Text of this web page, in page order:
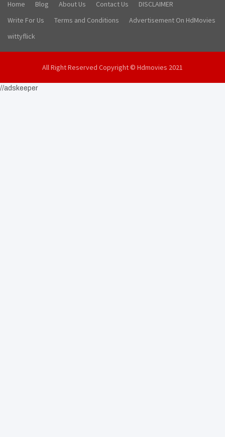
Home Blog About Us Contact Us
DISCLAIMER
Write For Us
Terms and Conditions
Advertisement On HdMovies
wittyflick
All Right Reserved Copyright © Hdmovies 2021
//adskeeper